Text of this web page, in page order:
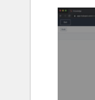
andere
items